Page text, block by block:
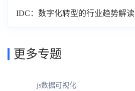
IDC：数字化转型的行业趋势解读
更多专题
js数据可视化